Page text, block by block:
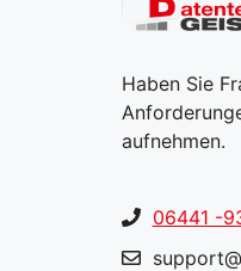
Haben Sie
aufnehmen.
06441 -